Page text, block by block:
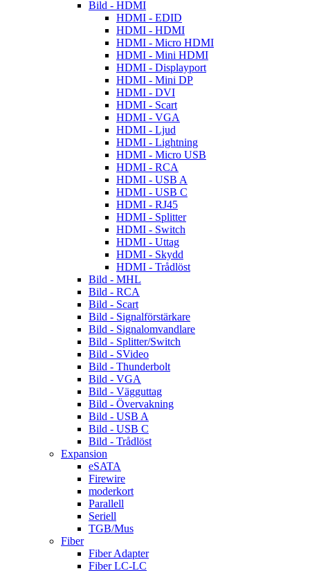
Bild - HDMI
HDMI - EDID
HDMI - HDMI
HDMI - Micro HDMI
HDMI - Mini HDMI
HDMI - Displayport
HDMI - Mini DP
HDMI - DVI
HDMI - Scart
HDMI - VGA
HDMI - Ljud
HDMI - Lightning
HDMI - Micro USB
HDMI - RCA
HDMI - USB A
HDMI - USB C
HDMI - RJ45
HDMI - Splitter
HDMI - Switch
HDMI - Uttag
HDMI - Skydd
HDMI - Trådlöst
Bild - MHL
Bild - RCA
Bild - Scart
Bild - Signalförstärkare
Bild - Signalomvandlare
Bild - Splitter/Switch
Bild - SVideo
Bild - Thunderbolt
Bild - VGA
Bild - Vägguttag
Bild - Övervakning
Bild - USB A
Bild - USB C
Bild - Trådlöst
Expansion
eSATA
Firewire
moderkort
Parallell
Seriell
TGB/Mus
Fiber
Fiber Adapter
Fiber LC-LC